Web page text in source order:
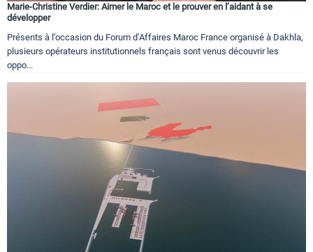
Marie-Christine Verdier: Aimer le Maroc et le prouver en l’aidant à se
développer
Présents à l’occasion du Forum d’Affaires Maroc France organisé à Dakhla,
plusieurs opérateurs institutionnels français sont venus découvrir les
oppo...